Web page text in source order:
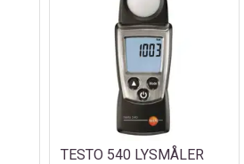
TESTO 540 LYSMÅLER